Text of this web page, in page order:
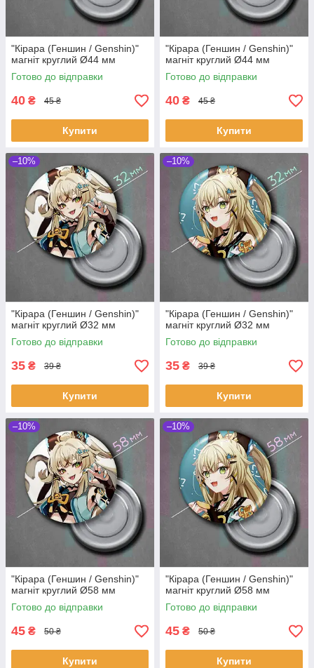
"Кірара (Геншин / Genshin)"
магніт круглий Ø44 мм
Готово до відправки
40 ₴ 45 ₴
Купити
"Кірара (Геншин / Genshin)"
магніт круглий Ø44 мм
Готово до відправки
40 ₴ 45 ₴
Купити
–10%
"Кірара (Геншин / Genshin)"
магніт круглий Ø32 мм
Готово до відправки
35 ₴ 39 ₴
Купити
–10%
"Кірара (Геншин / Genshin)"
магніт круглий Ø32 мм
Готово до відправки
35 ₴ 39 ₴
Купити
–10%
"Кірара (Геншин / Genshin)"
магніт круглий Ø58 мм
Готово до відправки
45 ₴ 50 ₴
Купити
–10%
"Кірара (Геншин / Genshin)"
магніт круглий Ø58 мм
Готово до відправки
45 ₴ 50 ₴
Купити